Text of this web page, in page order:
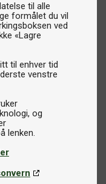
til alle
formålet du vil
ved
«Lagre
til enhver tid
venstre
og